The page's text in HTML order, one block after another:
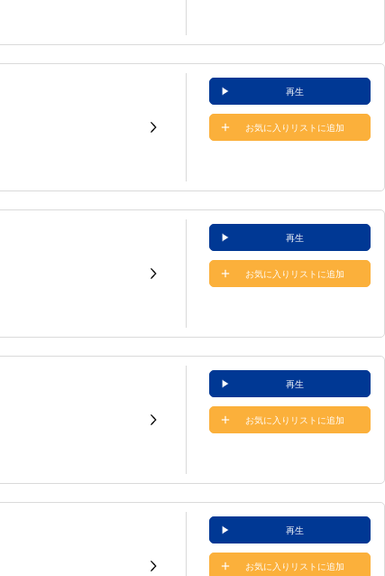
再生
お気に入りリストに追加
再生
お気に入りリストに追加
再生
お気に入りリストに追加
再生
お気に入りリストに追加